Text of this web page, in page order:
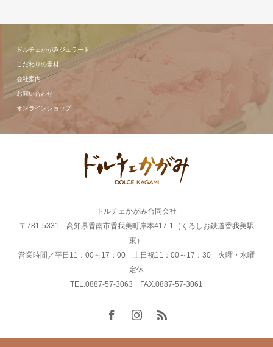
ドルチェかがみジェラート
こだわりの素材
会社案内
お問い合わせ
オンラインショップ
ドルチェかがみ合同会社
〒781-5331 高知県香南市香我美町岸本417-1（くろしお鉄道香我美駅
東）
営業時間／平日11：00～17：00 土日祝11：00～17：30 火曜・水曜
定休
TEL.0887-57-3063 FAX.0887-57-3061